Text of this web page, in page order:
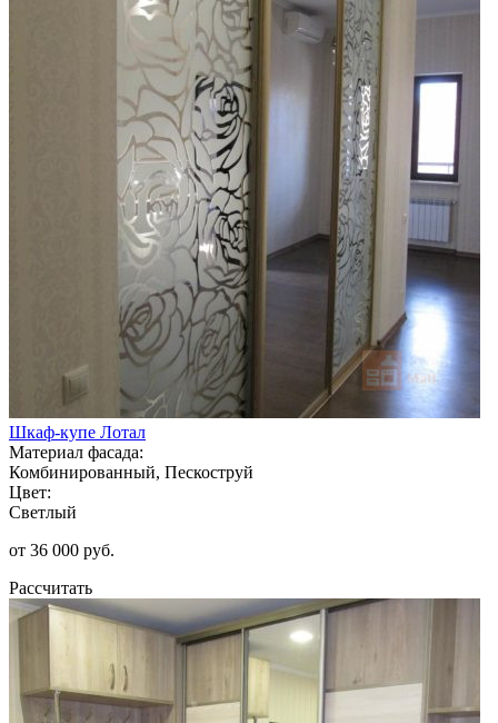
Шкаф-купе Лотал
Материал фасада:
Комбинированный, Пескоструй
Цвет:
Светлый
от 36 000 руб.
Рассчитать